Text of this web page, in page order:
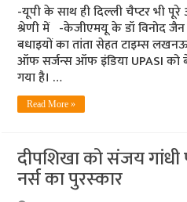
-यूपी के साथ ही दिल्‍ली चैप्‍टर भी
श्रेणी में -केजीएमयू के डॉ विनोद
बधाइयों का तांता सेहत टाइम्‍स
ऑफ सर्जन्स ऑफ इंडिया UPASI को
गया है। …
Read More »
दीपशिखा को संजय गांधी
नर्स का पुरस्‍कार